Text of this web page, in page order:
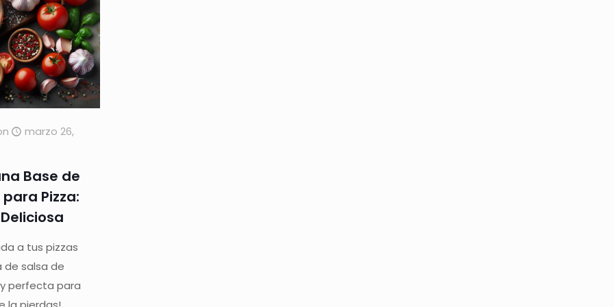
marzo 26,
Base de
Pizza:
a tus pizzas
salsa de
perfecta para